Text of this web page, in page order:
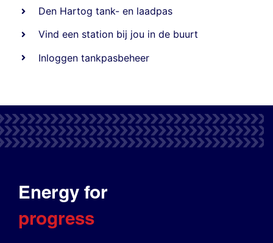
Den Hartog tank- en laadpas
Vind een station bij jou in de buurt
Inloggen tankpasbeheer
Energy for
progress